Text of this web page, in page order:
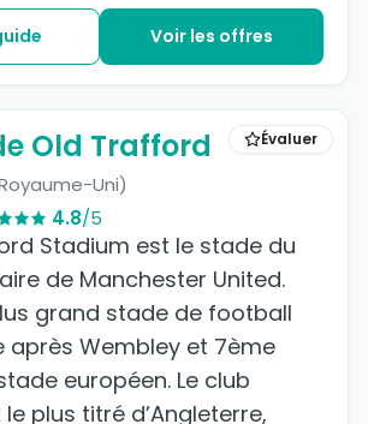
Voir les offres
Évaluer
Old Trafford
Uni)
4.8/5
Stadium est le stade du
de Manchester United.
grand stade de football
après Wembley et 7ème
européen. Le club
plus titré d’Angleterre,